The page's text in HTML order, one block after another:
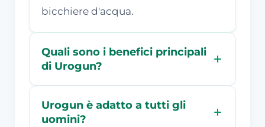
bicchiere d'acqua.
Quali sono i benefici principali
di Urogun?
Urogun è adatto a tutti gli
uomini?